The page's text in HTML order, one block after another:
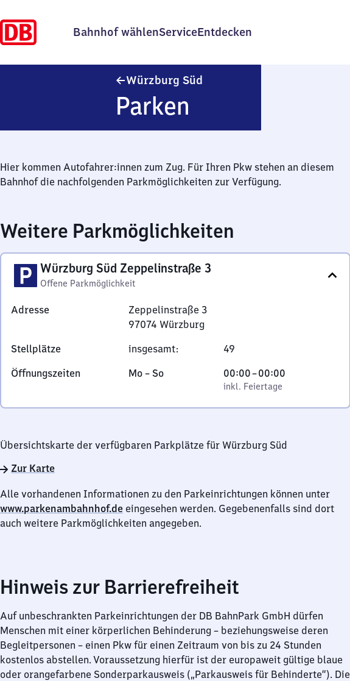
Bahnhof wählenServiceEntdecken
Würzburg Süd
Parken
Hier kommen Autofahrer:innen zum Zug. Für Ihren Pkw stehen an diesem
Bahnhof die nachfolgenden Parkmöglichkeiten zur Verfügung.
Weitere Parkmöglichkeiten
Würzburg Süd Zeppelinstraße 3
Offene Parkmöglichkeit
Adresse
Zeppelinstraße 3
97074 Würzburg
3,
9
7
Würzburg
Stellplätze insgesamt:
49
Öffnungszeiten
Montag
Mo –So,
inkl. Feiertage
00:00–00:00
Von
0
Uhr
inkl. Feiertage
Übersichtskarte der verfügbaren Parkplätze für Würzburg Süd
Zur Karte
Alle vorhandenen Informationen zu den Parkeinrichtungen können unter
www.parkenambahnhof.de eingesehen werden. Gegebenenfalls sind dort
auch weitere Parkmöglichkeiten angegeben.
Hinweis zur Barrierefreiheit
Auf unbeschrankten Parkeinrichtungen der DB BahnPark GmbH dürfen
Menschen mit einer körperlichen Behinderung – beziehungsweise deren
Begleitpersonen – einen Pkw für einen Zeitraum von bis zu 24 Stunden
kostenlos abstellen. Voraussetzung hierfür ist der europaweit gültige blaue
oder orangefarbene Sonderparkausweis („Parkausweis für Behinderte“). Die